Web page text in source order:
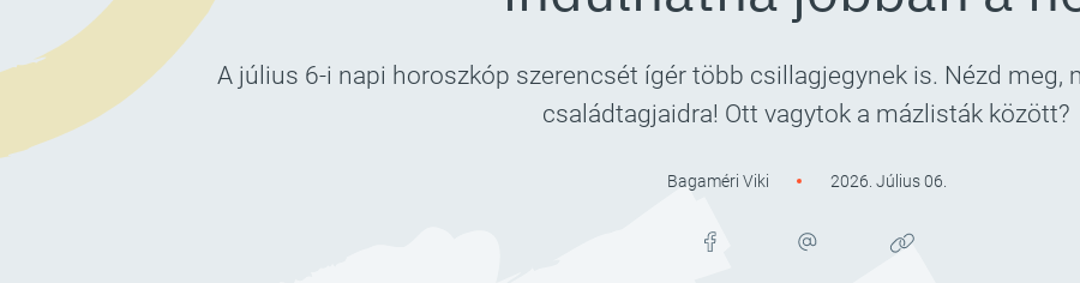
A július 6-i napi horoszkóp szerencsét ígér több csillagjegynek is. Nézd meg,
családtagjaidra! Ott vagytok a mázlisták között?
Bagaméri Viki 2026. Július 06.